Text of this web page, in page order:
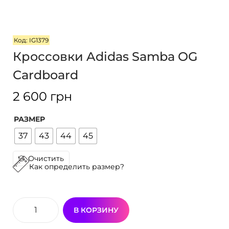
Код: IG1379
Кроссовки Adidas Samba OG
Cardboard
2 600 грн
РАЗМЕР
37 43 44 45
Очистить
Как определить размер?
В КОРЗИНУ